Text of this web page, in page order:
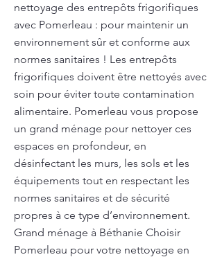
nettoyage des entrepôts frigorifiques
avec Pomerleau : pour maintenir un
environnement sûr et conforme aux
normes sanitaires ! Les entrepôts
frigorifiques doivent être nettoyés avec
soin pour éviter toute contamination
alimentaire. Pomerleau vous propose
un grand ménage pour nettoyer ces
espaces en profondeur, en
désinfectant les murs, les sols et les
équipements tout en respectant les
normes sanitaires et de sécurité
propres à ce type d’environnement.
Grand ménage à Béthanie Choisir
Pomerleau pour votre nettoyage en